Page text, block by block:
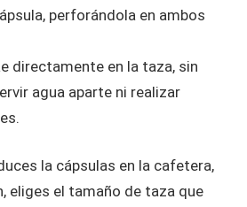
perforándola en ambos
directamente en la taza, sin
agua aparte ni realizar
la cápsulas en la cafetera,
eliges el tamaño de taza que